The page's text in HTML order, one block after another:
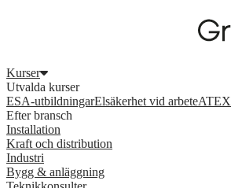
Kurser
Utvalda kurser
ESA-utbildningarElsäkerhet vid arbeteATEX
Efter bransch
Installation
Kraft och distribution
Industri
Bygg & anläggning